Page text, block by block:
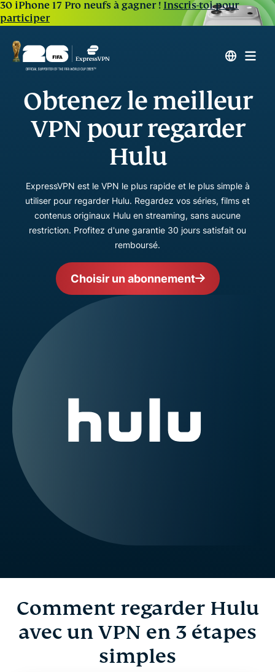
30 iPhone 17 Pro neufs à gagner ! Inscris-toi pour
participer
Obtenez le meilleur
VPN pour regarder
Hulu
ExpressVPN est le VPN le plus rapide et le plus simple à
utiliser pour regarder Hulu. Regardez vos séries, films et
contenus originaux Hulu en streaming, sans aucune
restriction. Profitez d'une garantie 30 jours satisfait ou
remboursé.
Choisir un abonnement
Comment regarder Hulu
avec un VPN en 3 étapes
simples